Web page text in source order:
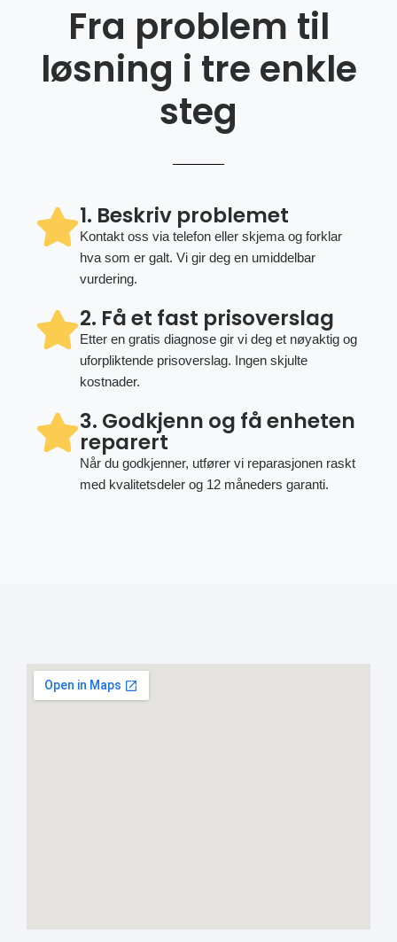
Fra problem til
løsning i tre enkle
steg
1. Beskriv problemet
Kontakt oss via telefon eller skjema og forklar
hva som er galt. Vi gir deg en umiddelbar
vurdering.
2. Få et fast prisoverslag
Etter en gratis diagnose gir vi deg et nøyaktig og
uforpliktende prisoverslag. Ingen skjulte
kostnader.
3. Godkjenn og få enheten
reparert
Når du godkjenner, utfører vi reparasjonen raskt
med kvalitetsdeler og 12 måneders garanti.